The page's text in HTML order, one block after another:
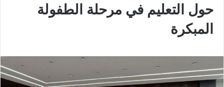
حول التعليم في مرحلة الطفولة
المبكرة